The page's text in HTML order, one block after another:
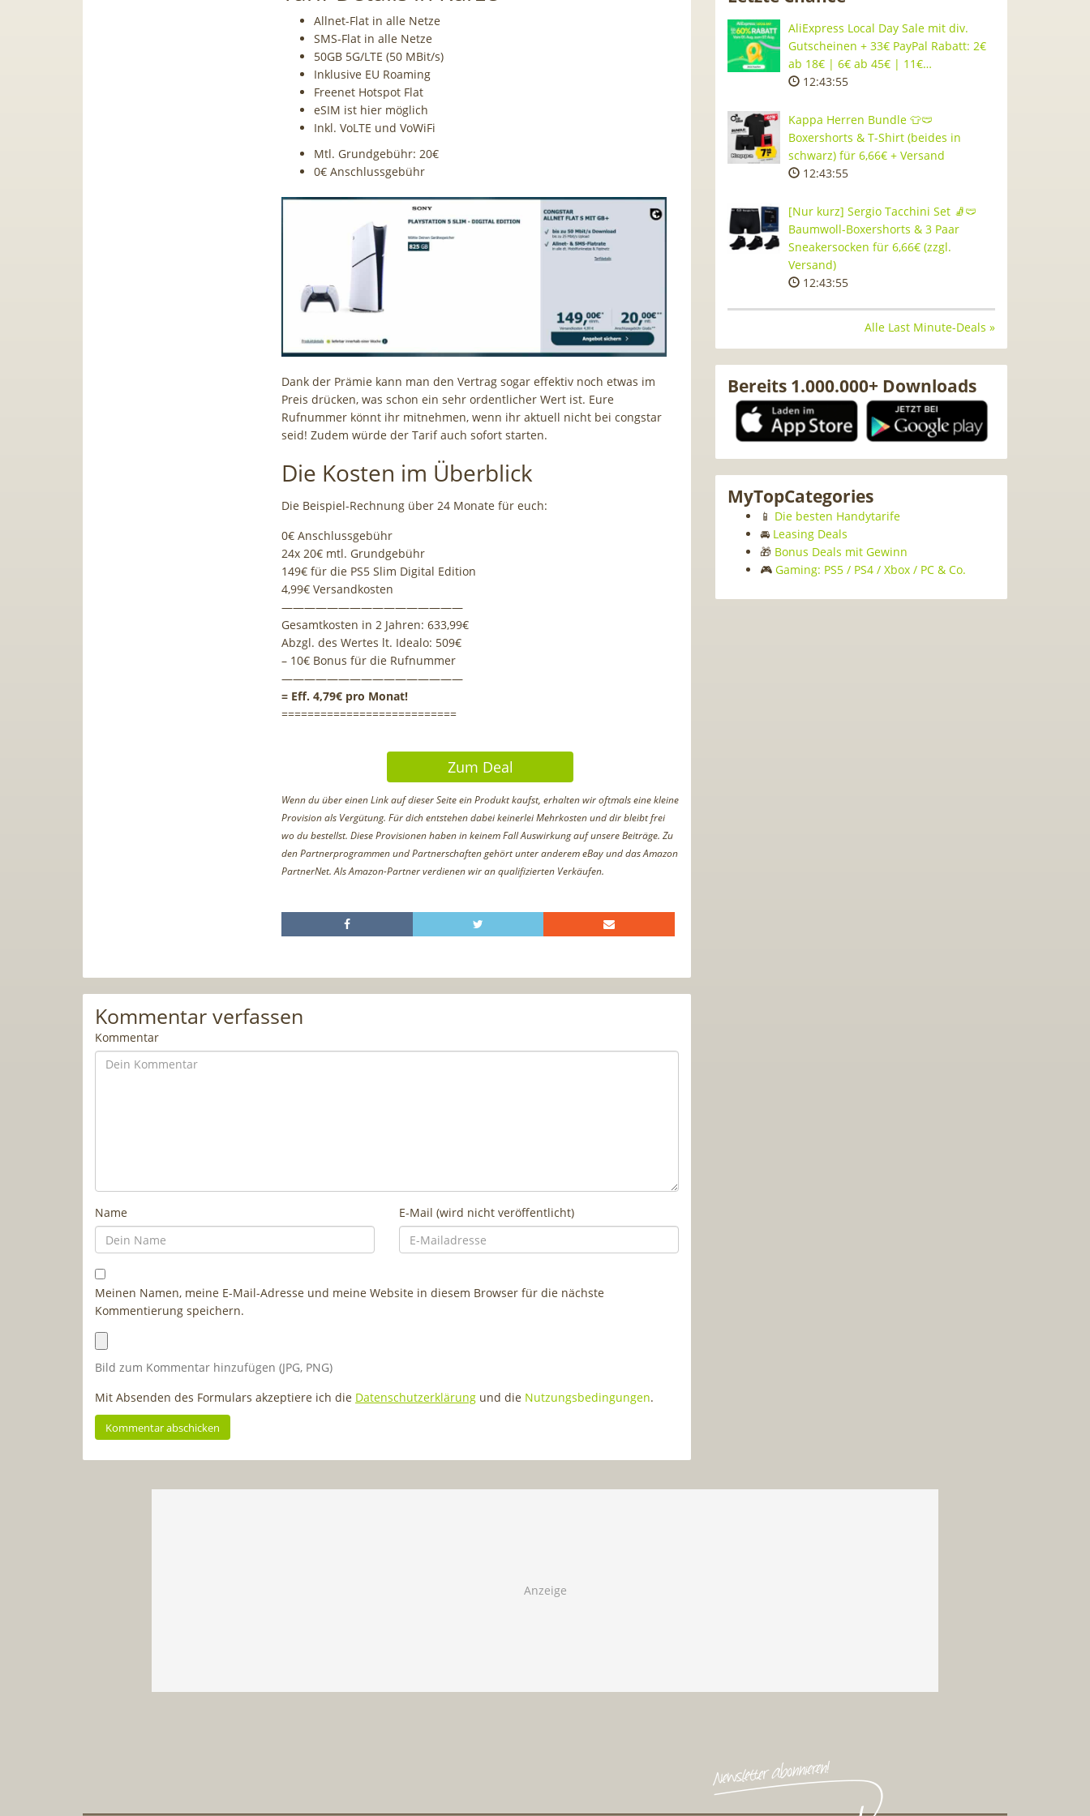
Allnet-Flat in alle Netze
SMS-Flat in alle Netze
50GB 5G/LTE (50 MBit/s)
Inklusive EU Roaming
Freenet Hotspot Flat
eSIM ist hier möglich
Inkl. VoLTE und VoWiFi
Mtl. Grundgebühr: 20€
0€ Anschlussgebühr
Dank der Prämie kann man den Vertrag sogar effektiv noch etwas im
Preis drücken, was schon ein sehr ordentlicher Wert ist. Eure
Rufnummer könnt ihr mitnehmen, wenn ihr aktuell nicht bei congstar
seid! Zudem würde der Tarif auch sofort starten.
Die Kosten im Überblick
Die Beispiel-Rechnung über 24 Monate für euch:
0€ Anschlussgebühr
24x 20€ mtl. Grundgebühr
149€ für die PS5 Slim Digital Edition
4,99€ Versandkosten
————————————————
Gesamtkosten in 2 Jahren: 633,99€
Abzgl. des Wertes lt. Idealo: 509€
– 10€ Bonus für die Rufnummer
————————————————
= Eff. 4,79€ pro Monat!
===========================
Zum Deal
Wenn du über einen Link auf dieser Seite ein Produkt kaufst, erhalten wir oftmals eine kleine
Provision als Vergütung. Für dich entstehen dabei keinerlei Mehrkosten und dir bleibt frei
wo du bestellst. Diese Provisionen haben in keinem Fall Auswirkung auf unsere Beiträge. Zu
den Partnerprogrammen und Partnerschaften gehört unter anderem eBay und das Amazon
PartnerNet. Als Amazon-Partner verdienen wir an qualifizierten Verkäufen.
Kommentar verfassen
Kommentar
Name E-Mail (wird nicht veröffentlicht)
Meinen Namen, meine E-Mail-Adresse und meine Website in diesem Browser für die nächste
Kommentierung speichern.
Bild zum Kommentar hinzufügen (JPG, PNG)
Mit Absenden des Formulars akzeptiere ich die Datenschutzerklärung und die Nutzungsbedingungen.
AliExpress Local Day Sale mit div.
Gutscheinen + 33€ PayPal Rabatt: 2€
ab 18€ | 6€ ab 45€ | 11€…
12:43:54
Kappa Herren Bundle 👕🩲
Boxershorts & T-Shirt (beides in
schwarz) für 6,66€ + Versand
12:43:54
[Nur kurz] Sergio Tacchini Set 🧦🩲
Baumwoll-Boxershorts & 3 Paar
Sneakersocken für 6,66€ (zzgl.
Versand)
12:43:54
Alle Last Minute-Deals »
Bereits 1.000.000+ Downloads
MyTopCategories
📱 Die besten Handytarife
🚘 Leasing Deals
🎁 Bonus Deals mit Gewinn
🎮 Gaming: PS5 / PS4 / Xbox / PC & Co.